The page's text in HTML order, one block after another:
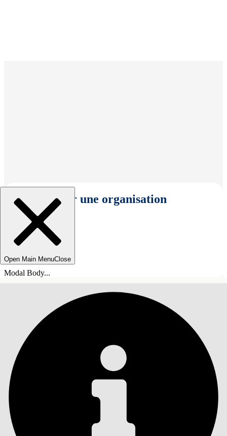
Sélectionner une organisation
Open Main MenuClose
Modal Body...
TABLE DES MATIÈRES